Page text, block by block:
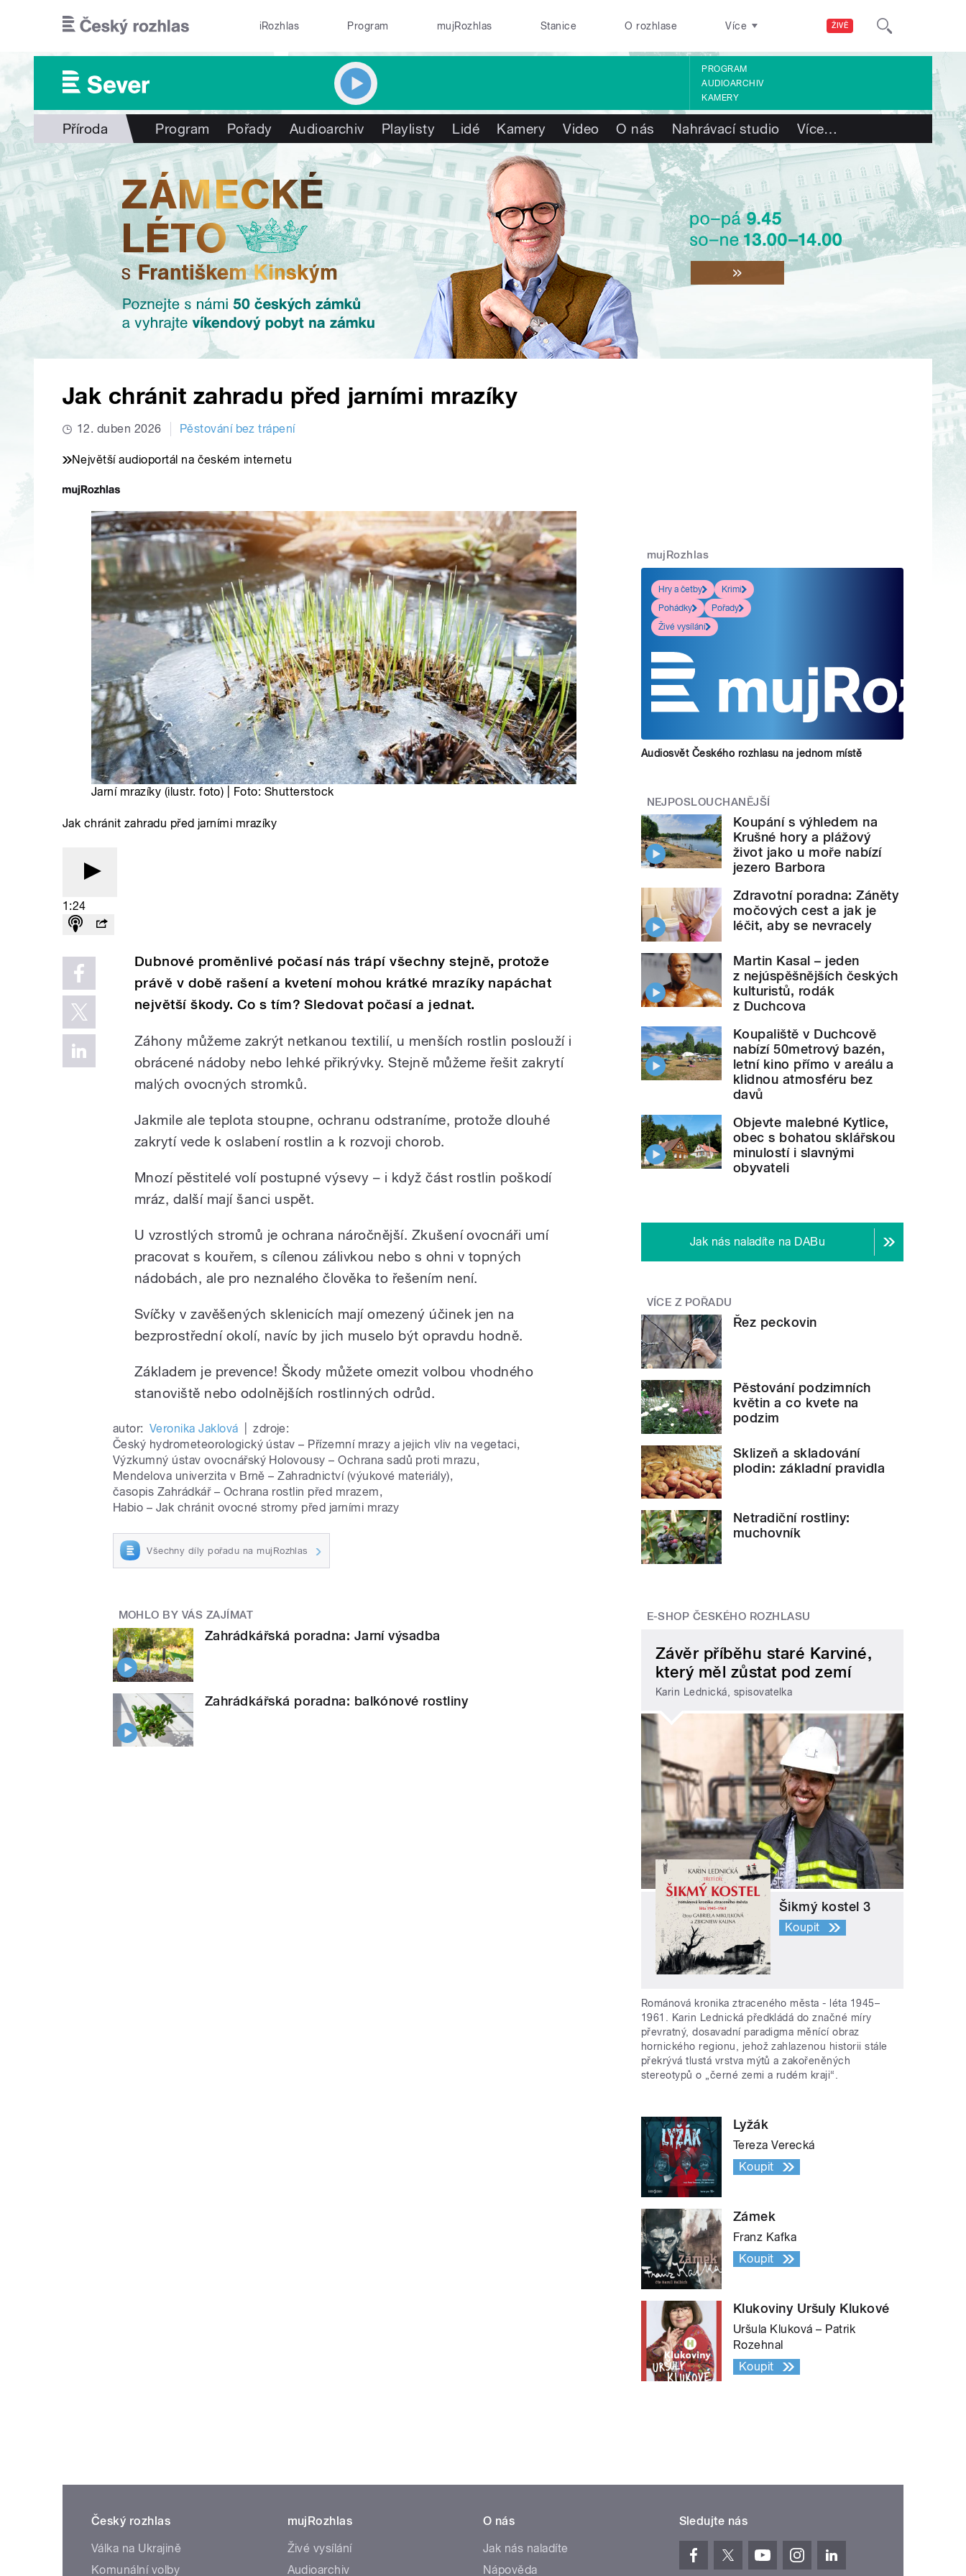
ŽIVĚ
iRozhlas Program mujRozhlas Stanice O rozhlase Více
PROGRAM
AUDIOARCHIV
KAMERY
Příroda Program Pořady Audioarchiv Playlisty Lidé Kamery Video O nás Nahrávací studio Více…
Jak chránit zahradu před jarními mrazíky
12. duben 2026 Pěstování bez trápení
Největší audioportál na českém internetu
Jarní mrazíky (ilustr. foto) | Foto: Shutterstock
Jak chránit zahradu před jarními mrazíky
1:24
Dubnové proměnlivé počasí nás trápí všechny stejně, protože
právě v době rašení a kvetení mohou krátké mrazíky napáchat
největší škody. Co s tím? Sledovat počasí a jednat.
Záhony můžeme zakrýt netkanou textilií, u menších rostlin poslouží i
obrácené nádoby nebo lehké přikrývky. Stejně můžeme řešit zakrytí
malých ovocných stromků.
Jakmile ale teplota stoupne, ochranu odstraníme, protože dlouhé
zakrytí vede k oslabení rostlin a k rozvoji chorob.
Mnozí pěstitelé volí postupné výsevy – i když část rostlin poškodí
mráz, další mají šanci uspět.
U vzrostlých stromů je ochrana náročnější. Zkušení ovocnáři umí
pracovat s kouřem, s cílenou zálivkou nebo s ohni v topných
nádobách, ale pro neznalého člověka to řešením není.
Svíčky v zavěšených sklenicích mají omezený účinek jen na
bezprostřední okolí, navíc by jich muselo být opravdu hodně.
Základem je prevence! Škody můžete omezit volbou vhodného
stanoviště nebo odolnějších rostlinných odrůd.
autor: Veronika Jaklová
zdroje:
Český hydrometeorologický ústav – Přízemní mrazy a jejich vliv na vegetaci,
Výzkumný ústav ovocnářský Holovousy – Ochrana sadů proti mrazu,
Mendelova univerzita v Brně – Zahradnictví (výukové materiály),
časopis Zahrádkář – Ochrana rostlin před mrazem,
Habio – Jak chránit ovocné stromy před jarními mrazy
Všechny díly pořadu na mujRozhlas
MOHLO BY VÁS ZAJÍMAT
Zahrádkářská poradna: Jarní výsadba
Zahrádkářská poradna: balkónové rostliny
mujRozhlas
Hry a četby
Krimi
Pohádky
Pořady
Živé vysílání
Audiosvět Českého rozhlasu na jednom místě
NEJPOSLOUCHANĚJŠÍ
Koupání s výhledem na
Krušné hory a plážový
život jako u moře nabízí
jezero Barbora
Zdravotní poradna: Záněty
močových cest a jak je
léčit, aby se nevracely
Martin Kasal – jeden
z nejúspěšnějších českých
kulturistů, rodák
z Duchcova
Koupaliště v Duchcově
nabízí 50metrový bazén,
letní kino přímo v areálu a
klidnou atmosféru bez
davů
Objevte malebné Kytlice,
obec s bohatou sklářskou
minulostí i slavnými
obyvateli
Jak nás naladíte na DABu
VÍCE Z POŘADU
Řez peckovin
Pěstování podzimních
květin a co kvete na
podzim
Sklizeň a skladování
plodin: základní pravidla
Netradiční rostliny:
muchovník
E-SHOP ČESKÉHO ROZHLASU
Závěr příběhu staré Karviné,
který měl zůstat pod zemí
Karin Lednická, spisovatelka
Šikmý kostel 3
Koupit
Románová kronika ztraceného města - léta 1945–
1961. Karin Lednická předkládá do značné míry
převratný, dosavadní paradigma měnící obraz
hornického regionu, jehož zahlazenou historii stále
překrývá tlustá vrstva mýtů a zakořeněných
stereotypů o „černé zemi a rudém kraji“.
Lyžák
Tereza Verecká
Koupit
Zámek
Franz Kafka
Koupit
Klukoviny Uršuly Klukové
Uršula Kluková – Patrik
Rozehnal
Koupit
Český rozhlas
Válka na Ukrajině
Komunální volby
mujRozhlas
Živé vysílání
Audioarchiv
O nás
Jak nás naladíte
Nápověda
Sledujte nás